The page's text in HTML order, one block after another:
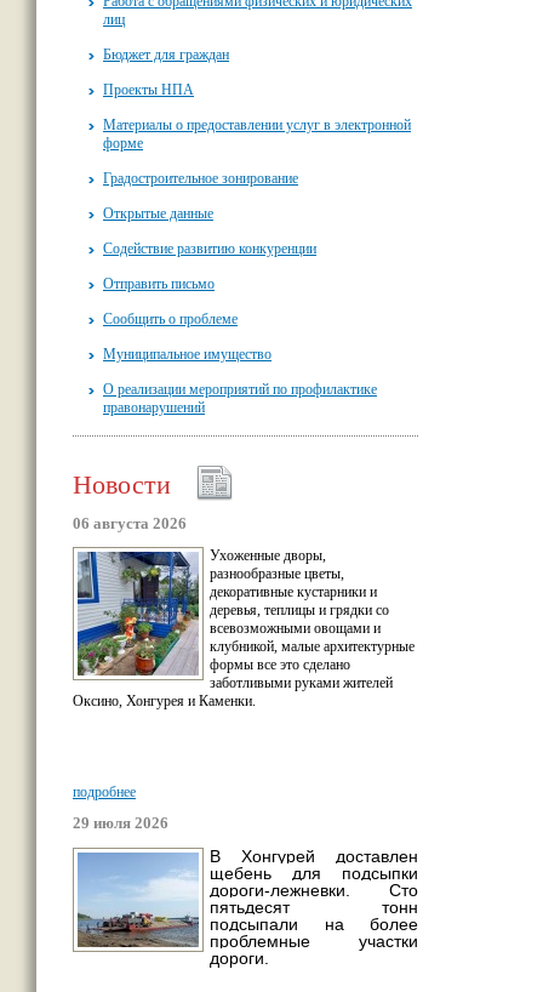
лиц
Бюджет для граждан
Проекты НПА
Материалы о предоставлении услуг в электронной
форме
Градостроительное зонирование
Открытые данные
Содействие развитию конкуренции
Отправить письмо
Сообщить о проблеме
Муниципальное имущество
О реализации мероприятий по профилактике
правонарушений
Новости
06 августа 2026
Ухоженные дворы,
разнообразные цветы,
декоративные кустарники и
деревья, теплицы и грядки со
всевозможными овощами и
клубникой, малые архитектурные
формы все это сделано
заботливыми руками жителей
Оксино, Хонгурея и Каменки.
подробнее
29 июля 2026
В Хонгурей доставлен
щебень для подсыпки
дороги-лежневки. Сто
пятьдесят тонн
подсыпали на более
проблемные участки
дороги.